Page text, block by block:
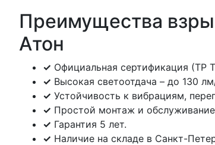
Преимущества
Атон
✓ Официальная сертификация (ТР
✓ Высокая светоотдача – до 130
✓ Устойчивость к вибрациям,
✓ Простой монтаж и
✓ Гарантия 5 лет.
✓ Наличие на складе в Санкт-